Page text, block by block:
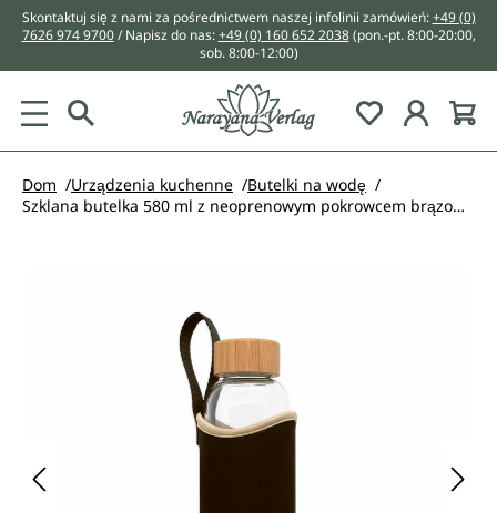
zawartości
Skontaktuj się z nami za pośrednictwem naszej infolinii zamówień:+49 (0)
7626 974 9700/ Napisz do nas:+49 (0) 160 652 2038 (pon.-pt. 8:00-20:00,
sob. 8:00-12:00)
You have 0
Dom Urządzenia kuchenne
Butelki na wodę
Szklana butelka 580 ml z neoprenowym pokrowcem brązowo-czarnym - Lotus Vita